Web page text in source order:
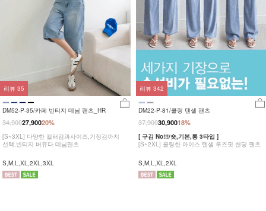
DM52-P-35/카페 빈티지 데님 팬츠_HR
20%
34,90027,900
[S~3XL] 다양한 컬러감과사이즈,기장감까지
선택,빈티지 버뮤다 데님팬츠
S,M,L,XL,2XL,3XL
리뷰 35
DM22-P-81/쿨링 텐셀 팬츠
18%
37,90030,900
[ 구김 No!!!/숏,기본,롱 3타입 ]
[S~2XL] 쿨링한 아이스 텐셀 루즈핏 밴딩 팬츠
S,M,L,XL,2XL
리뷰 342